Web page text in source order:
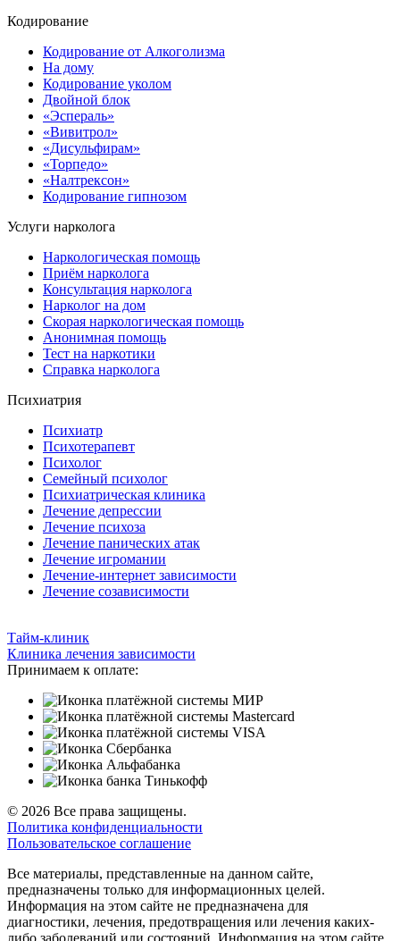
Кодирование
Кодирование от Алкоголизма
На дому
Кодирование уколом
Двойной блок
«Эспераль»
«Вивитрол»
«Дисульфирам»
«Торпедо»
«Налтрексон»
Кодирование гипнозом
Услуги нарколога
Наркологическая помощь
Приём нарколога
Консультация нарколога
Нарколог на дом
Скорая наркологическая помощь
Анонимная помощь
Тест на наркотики
Справка нарколога
Психиатрия
Психиатр
Психотерапевт
Психолог
Семейный психолог
Психиатрическая клиника
Лечение депрессии
Лечение психоза
Лечение панических атак
Лечение игромании
Лечение-интернет зависимости
Лечение созависимости
Тайм-клиник
Клиника лечения зависимости
Принимаем к оплате:
© 2026 Все права защищены.
Политика конфиденциальности
Пользовательское соглашение
Все материалы, представленные на данном сайте,
предназначены только для информационных целей.
Информация на этом сайте не предназначена для
диагностики, лечения, предотвращения или лечения каких-
либо заболеваний или состояний. Информация на этом сайте